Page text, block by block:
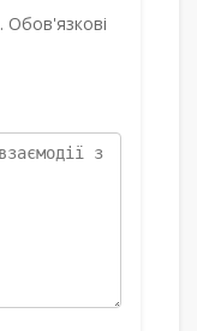
Обов'язкові